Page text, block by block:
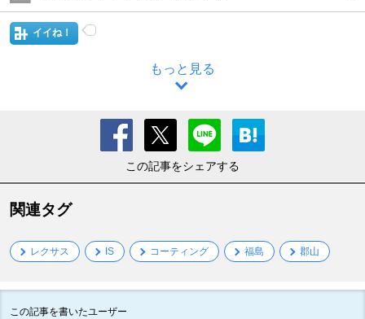
イイね！
もっと見る
この記事をシェアする
関連タグ
レクサス IS コーティング 福島 郡山
この記事を書いたユーザー